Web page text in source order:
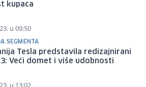
kupaca
u 09:50
SEGMENTA
Tesla predstavila redizajnirani
Veći domet i više udobnosti
u 13:02